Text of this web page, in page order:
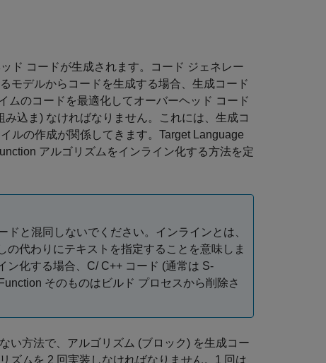
ド コードが生成されます。コード ジェネレー
モデルからコードを生成する場合、生成コード
ムのコードを最適化してオーバーヘッド コード
込ま) なければなりません。これには、生成コ
ルの作成が関係してきます。Target Language
アルゴリズムをインライン化する方法を定
ドと混同しないでください。インラインとは、
の代わりにテキストを指定することを意味しま
化する場合、C/ C++ コード (通常は S-
そのものはビルド プロセスから削除さ
い方法で、アルゴリズム (ブロック) を生成コー
ズムを 2 回実装しなければなりません。1 回は